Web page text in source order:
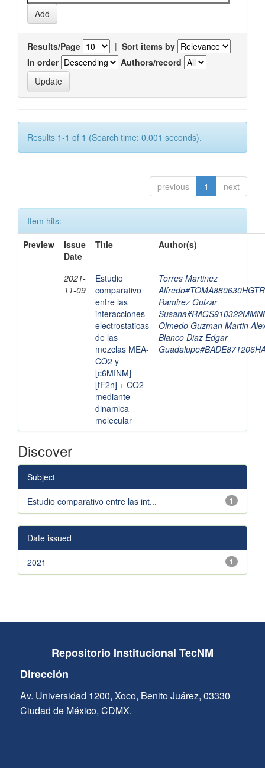
Results/Page | Sort items by
In order
Authors/record
Results 1-1 of 1 (Search time: 0.001 seconds).
previous 1 next
Item hits:
Preview
Issue
Date
Title Author(s)
2021-
11-09
Estudio
comparativo
entre las
interacciones
electrostaticas
de las
mezclas MEA-
CO2 y
[c6MINM]
[tF2n] + CO2
mediante
dinamica
molecular
Torres Martinez
Ramirez Guizar
Olmedo Guzman Martin
Blanco Diaz Edgar
Discover
Subject
1
Estudio comparativo entre las int...
Date issued
1
2021
Repositorio Institucional TecNM
Dirección
Av. Universidad 1200, Xoco, Benito Juárez, 03330
Ciudad de México, CDMX.